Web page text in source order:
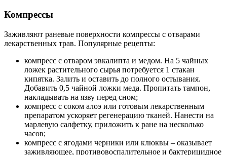
Компрессы
Заживляют раневые поверхности компрессы с отварами
лекарственных трав. Популярные рецепты:
компресс с отваром эвкалипта и медом. На 5 чайных
ложек растительного сырья потребуется 1 стакан
кипятка. Залить и оставить до полного остывания.
Добавить 0,5 чайной ложки меда. Пропитать тампон,
накладывать на язву перед сном;
компресс с соком алоэ или готовым лекарственным
препаратом ускоряет регенерацию тканей. Нанести на
марлевую салфетку, приложить к ране на несколько
часов;
компресс с ягодами черники или клюквы – оказывает
заживляющее, противовоспалительное и бактерицидное